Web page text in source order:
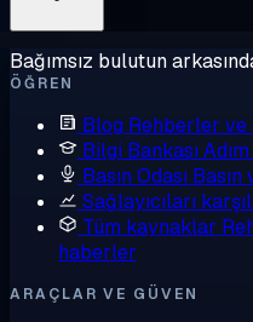
Bağımsız bulutun
ÖĞREN
Blog Rehberler ve
Bilgi Bankası
Basın Odası
Sağlayıcıları
Tüm kaynaklar
haberler
ARAÇLAR VE GÜVEN